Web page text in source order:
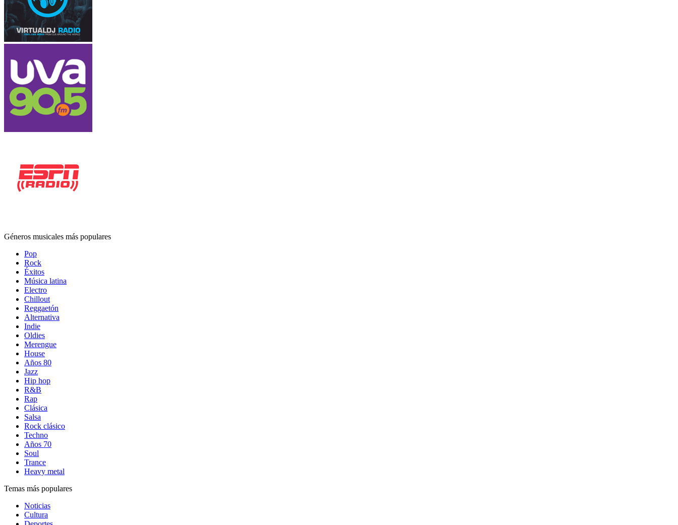
Géneros musicales más populares
Pop
Rock
Éxitos
Música latina
Electro
Chillout
Reggaetón
Alternativa
Indie
Oldies
Merengue
House
Años 80
Jazz
Hip hop
R&B
Rap
Clásica
Salsa
Rock clásico
Techno
Años 70
Soul
Trance
Heavy metal
Temas más populares
Noticias
Cultura